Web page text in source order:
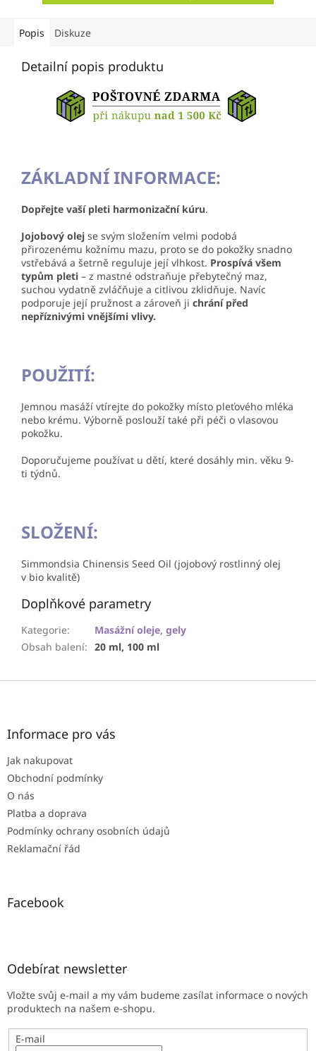
Popis Diskuze
Detailní popis produktu
ZÁKLADNÍ INFORMACE:
Dopřejte vaší pleti harmonizační kúru.
Jojobový olej se svým složením velmi podobá
přirozenému kožnímu mazu, proto se do pokožky snadno
vstřebává a šetrně reguluje její vlhkost. Prospívá všem
typům pleti – z mastné odstraňuje přebytečný maz,
suchou vydatně zvláčňuje a citlivou zklidňuje. Navíc
podporuje její pružnost a zároveň ji chrání před
nepříznivými vnějšími vlivy.
POUŽITÍ:
Jemnou masáží vtírejte do pokožky místo pleťového mléka
nebo krému. Výborně poslouží také při péči o vlasovou
pokožku.
Doporučujeme používat u dětí, které dosáhly min. věku 9-
ti týdnů.
SLOŽENÍ:
Simmondsia Chinensis Seed Oil (jojobový rostlinný olej
v bio kvalitě)
Doplňkové parametry
Kategorie:
Masážní oleje, gely
Obsah balení: 20 ml, 100 ml
Z
Informace pro vás
Jak nakupovat
Obchodní podmínky
O nás
Platba a doprava
Podmínky ochrany osobních údajů
Reklamační řád
Facebook
Odebírat newsletter
Vložte svůj e-mail a my vám budeme zasílat informace o nových
produktech na našem e-shopu.
E-mail